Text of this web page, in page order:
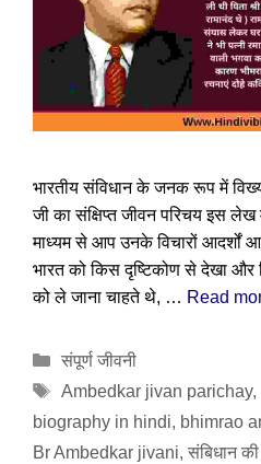
भारतीय संविधान के जनक रूप में
जी का संक्षिप्त जीवन परिचय इस
माध्यम से आप उनके विचारों आदर्शों
भारत को किस दृष्टिकोण से देखा
को ले जाना चाहते थे, … Read
Categories
संपूर्ण जीवनी
Tags
Ambedkar jivan parichay,
biography in hindi, bhimrao
Br Ambedkar jivani, संबिधान